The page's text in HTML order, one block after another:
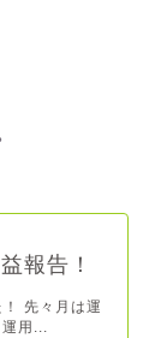
報告！
先々月は運
用...